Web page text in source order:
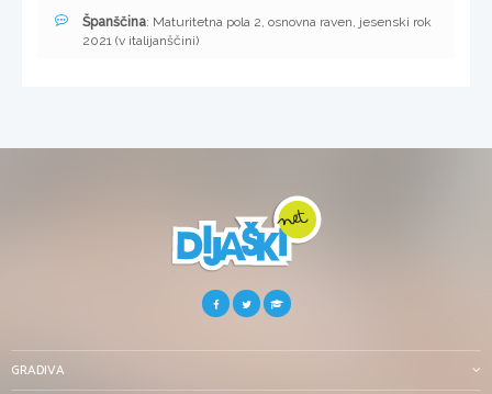
Španščina: Maturitetna pola 2, osnovna raven, jesenski rok
2021 (v italijanščini)
GRADIVA